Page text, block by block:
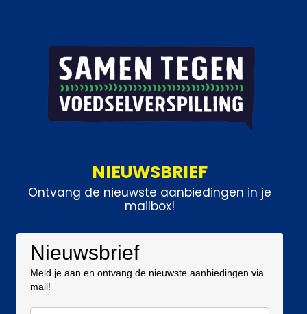
NIEUWSBRIEF
Ontvang de nieuwste aanbiedingen in je
mailbox!
Nieuwsbrief
Meld je aan en ontvang de nieuwste aanbiedingen via
mail!